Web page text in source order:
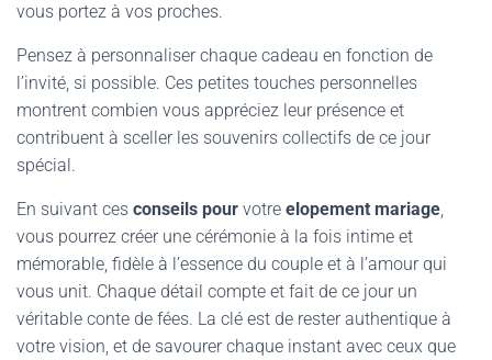
vous portez à vos proches.
Pensez à personnaliser chaque cadeau en fonction de
l’invité, si possible. Ces petites touches personnelles
montrent combien vous appréciez leur présence et
contribuent à sceller les souvenirs collectifs de ce jour
spécial.
En suivant ces conseils pour votre elopement mariage,
vous pourrez créer une cérémonie à la fois intime et
mémorable, fidèle à l’essence du couple et à l’amour qui
vous unit. Chaque détail compte et fait de ce jour un
véritable conte de fées. La clé est de rester authentique à
votre vision, et de savourer chaque instant avec ceux que